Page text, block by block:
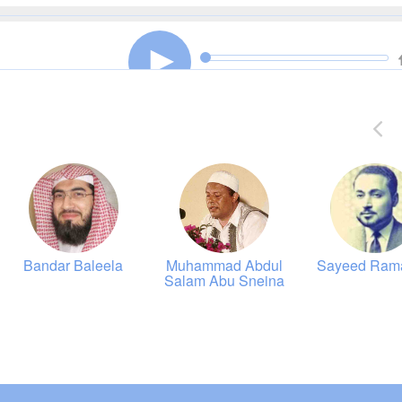
00:00 00:00
00:00 00:00
00:00 00:00
Sayeed
Muhammad Abdul
Salam Abu Sneina
Bandar Baleela